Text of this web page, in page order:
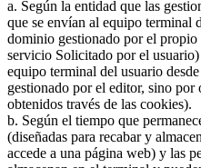
a. Según la entidad que las
que se envían al equipo terminal
dominio gestionado por el propio
servicio Solicitado por el
equipo terminal del usuario
gestionado por el editor, sino por
obtenidos través de las cookies).
b. Según el tiempo que
(diseñadas para recabar y
accede a una página web) y las